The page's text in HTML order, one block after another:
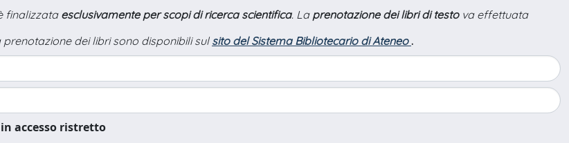
finalizzataesclusivamente per scopi di ricerca scientifica. La prenotazione dei libri di testova effettuata
dei libri sono disponibili sul sito del Sistema Bibliotecario di Ateneo .
accesso ristretto